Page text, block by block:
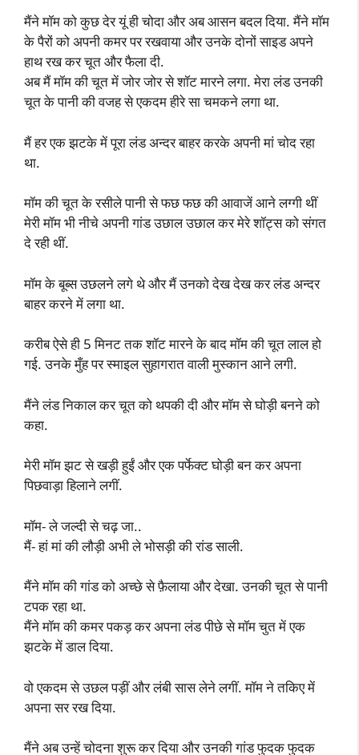
मैंने मॉम को कुछ देर यूं ही चोदा और अब आसन बदल दिया. मैंने मॉम
के पैरों को अपनी कमर पर रखवाया और उनके दोनों साइड अपने
हाथ रख कर चूत और फैला दी.
अब मैं मॉम की चूत में जोर जोर से शॉट मारने लगा. मेरा लंड उनकी
चूत के पानी की वजह से एकदम हीरे सा चमकने लगा था.
मैं हर एक झटके में पूरा लंड अन्दर बाहर करके अपनी मां चोद रहा
था.
मॉम की चूत के रसीले पानी से फछ फछ की आवाजें आने लग्गी थीं
मेरी मॉम भी नीचे अपनी गांड उछाल उछाल कर मेरे शॉट्स को संगत
दे रही थीं.
मॉम के बूब्स उछलने लगे थे और मैं उनको देख देख कर लंड अन्दर
बाहर करने में लगा था.
करीब ऐसे ही 5 मिनट तक शॉट मारने के बाद मॉम की चूत लाल हो
गई. उनके मुँह पर स्माइल सुहागरात वाली मुस्कान आने लगी.
मैंने लंड निकाल कर चूत को थपकी दी और मॉम से घोड़ी बनने को
कहा.
मेरी मॉम झट से खड़ी हुईं और एक पर्फेक्ट घोड़ी बन कर अपना
पिछवाड़ा हिलाने लगीं.
मॉम- ले जल्दी से चढ़ जा..
मैं- हां मां की लौड़ी अभी ले भोसड़ी की रांड साली.
मैंने मॉम की गांड को अच्छे से फ़ैलाया और देखा. उनकी चूत से पानी
टपक रहा था.
मैंने मॉम की कमर पकड़ कर अपना लंड पीछे से मॉम चुत में एक
झटके में डाल दिया.
वो एकदम से उछल पड़ीं और लंबी सास लेने लगीं. मॉम ने तकिए में
अपना सर रख दिया.
मैंने अब उन्हें चोदना शुरू कर दिया और उनकी गांड फुदक फुदक